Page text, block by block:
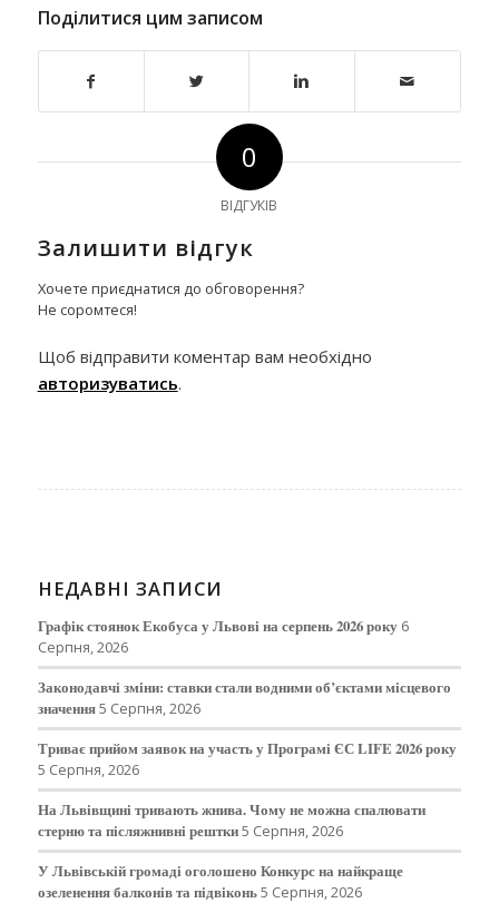
Поділитися цим записом
0
ВІДГУКІВ
Залишити відгук
Хочете приєднатися до обговорення?
Не соромтеся!
Щоб відправити коментар вам необхідно
авторизуватись.
НЕДАВНІ ЗАПИСИ
Графік стоянок Екобуса у Львові на серпень 2026 року 6
Серпня, 2026
Законодавчі зміни: ставки стали водними об’єктами місцевого
значення5 Серпня, 2026
Триває прийом заявок на участь у Програмі ЄС LIFE 2026 року
5 Серпня, 2026
На Львівщині тривають жнива. Чому не можна спалювати
стерню та післяжнивні рештки5 Серпня, 2026
У Львівській громаді оголошено Конкурс на найкраще
озеленення балконів та підвіконь5 Серпня, 2026